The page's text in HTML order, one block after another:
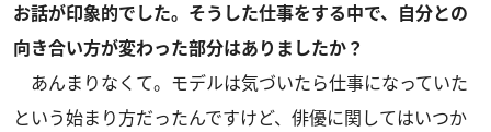
お話が印象的でした。そうした仕事をする中で、自分との
向き合い方が変わった部分はありましたか？
あんまりなくて。モデルは気づいたら仕事になっていた
という始まり方だったんですけど、俳優に関してはいつか